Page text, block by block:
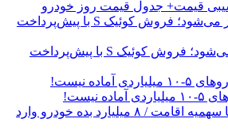
قیمت+ جدول قیمت روز خودرو
ثبت‌نام جدید سایپا آغاز می‌شود؛ فروش کوئیک S با پیش‌پرداخت
نیست!